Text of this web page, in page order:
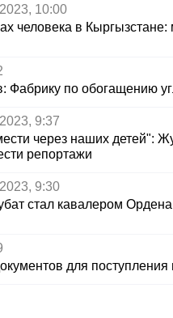
10:00
человека в
по обогащению
9:37
через наших детей":
репортажи
9:30
стал кавалером
для поступления